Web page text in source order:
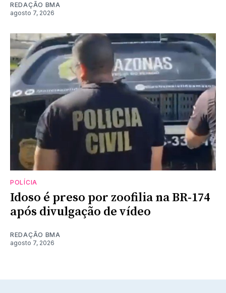
REDAÇÃO BMA
agosto 7, 2026
POLÍCIA
Idoso é preso por zoofilia na BR-174
após divulgação de vídeo
REDAÇÃO BMA
agosto 7, 2026